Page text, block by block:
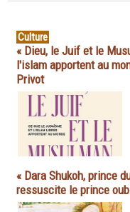
Culture
« Dieu, le Juif et le
l'islam apportent au
Privot
« Dara Shukoh, prince
ressuscite le prince